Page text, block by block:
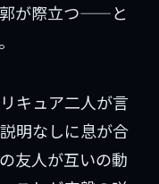
郭が際立つ——と
キュア二人が言
明なしに息が合
友人が互いの動